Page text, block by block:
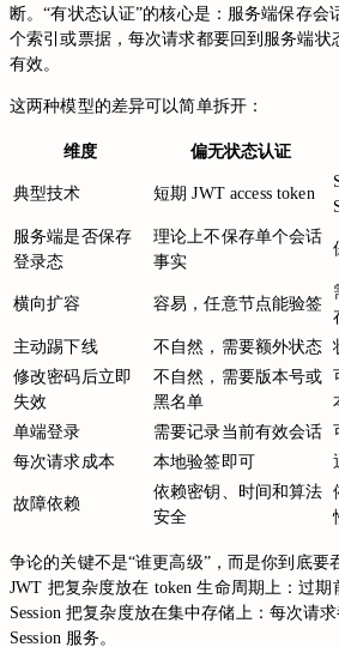
断。“有状态认证”的核心是：服务端保存会
个索引或票据，每次请求都要回到服务端状
有效。
这两种模型的差异可以简单拆开：
维度 偏无状态认证
典型技术 短期 JWT access token
服务端是否保存
登录态
理论上不保存单个会话
事实
横向扩容 容易，任意节点能验签
主动踢下线
不自然，需要额外状态
修改密码后立即
失效
不自然，需要版本号或
黑名单
单端登录
需要记录当前有效会话
每次请求成本
本地验签即可
故障依赖
依赖密钥、时间和算法
安全
争论的关键不是“谁更高级”，而是你到底要
JWT 把复杂度放在 token 生命周期上：过
Session 把复杂度放在集中存储上：每次请
Session 服务。